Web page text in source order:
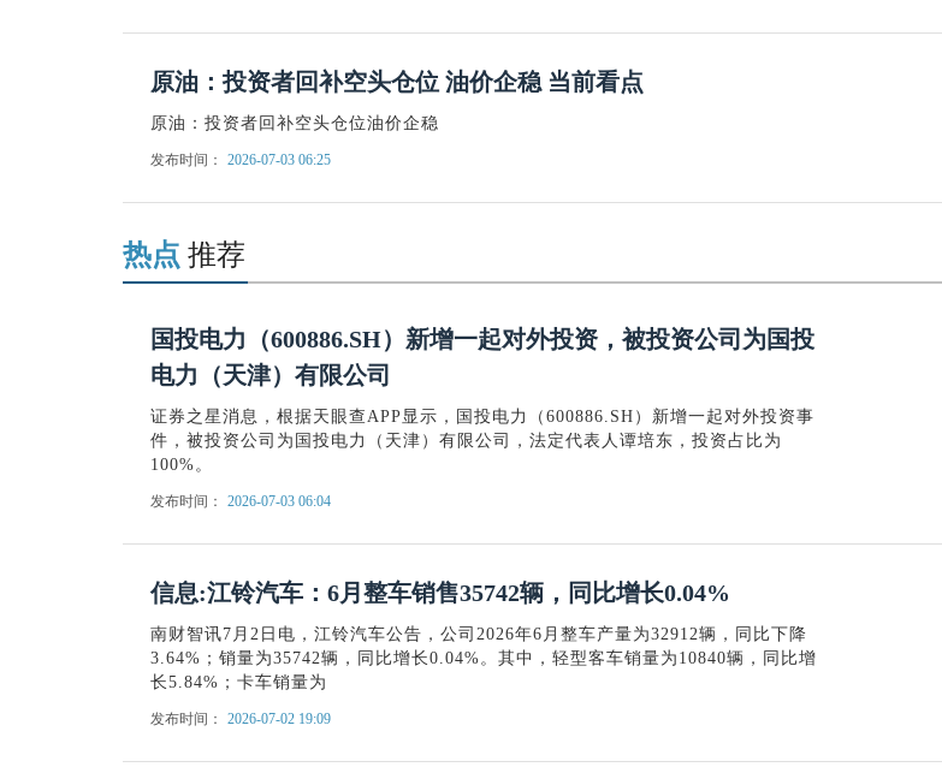
原油：投资者回补空头仓位 油价企稳 当前看点
原油：投资者回补空头仓位油价企稳
发布时间： 2026-07-03 06:25
热点 推荐
国投电力（600886.SH）新增一起对外投资，被投资公司为国投
电力（天津）有限公司
证券之星消息，根据天眼查APP显示，国投电力（600886.SH）新增一起对外投资事
件，被投资公司为国投电力（天津）有限公司，法定代表人谭培东，投资占比为
100%。
发布时间： 2026-07-03 06:04
信息:江铃汽车：6月整车销售35742辆，同比增长0.04%
南财智讯7月2日电，江铃汽车公告，公司2026年6月整车产量为32912辆，同比下降
3.64%；销量为35742辆，同比增长0.04%。其中，轻型客车销量为10840辆，同比增
长5.84%；卡车销量为
发布时间： 2026-07-02 19:09